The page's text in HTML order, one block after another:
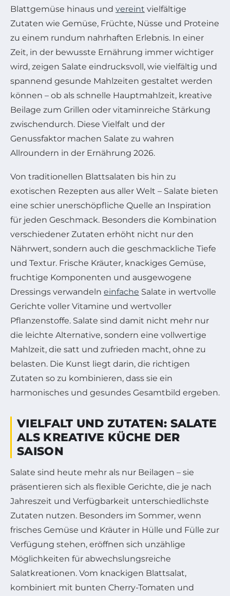
Blattgemüse hinaus und vereint vielfältige
Zutaten wie Gemüse, Früchte, Nüsse und Proteine
zu einem rundum nahrhaften Erlebnis. In einer
Zeit, in der bewusste Ernährung immer wichtiger
wird, zeigen Salate eindrucksvoll, wie vielfältig und
spannend gesunde Mahlzeiten gestaltet werden
können – ob als schnelle Hauptmahlzeit, kreative
Beilage zum Grillen oder vitaminreiche Stärkung
zwischendurch. Diese Vielfalt und der
Genussfaktor machen Salate zu wahren
Allroundern in der Ernährung 2026.
Von traditionellen Blattsalaten bis hin zu
exotischen Rezepten aus aller Welt – Salate bieten
eine schier unerschöpfliche Quelle an Inspiration
für jeden Geschmack. Besonders die Kombination
verschiedener Zutaten erhöht nicht nur den
Nährwert, sondern auch die geschmackliche Tiefe
und Textur. Frische Kräuter, knackiges Gemüse,
fruchtige Komponenten und ausgewogene
Dressings verwandeln einfache Salate in wertvolle
Gerichte voller Vitamine und wertvoller
Pflanzenstoffe. Salate sind damit nicht mehr nur
die leichte Alternative, sondern eine vollwertige
Mahlzeit, die satt und zufrieden macht, ohne zu
belasten. Die Kunst liegt darin, die richtigen
Zutaten so zu kombinieren, dass sie ein
harmonisches und gesundes Gesamtbild ergeben.
VIELFALT UND ZUTATEN: SALATE
ALS KREATIVE KÜCHE DER
SAISON
Salate sind heute mehr als nur Beilagen – sie
präsentieren sich als flexible Gerichte, die je nach
Jahreszeit und Verfügbarkeit unterschiedlichste
Zutaten nutzen. Besonders im Sommer, wenn
frisches Gemüse und Kräuter in Hülle und Fülle zur
Verfügung stehen, eröffnen sich unzählige
Möglichkeiten für abwechslungsreiche
Salatkreationen. Vom knackigen Blattsalat,
kombiniert mit bunten Cherry-Tomaten und